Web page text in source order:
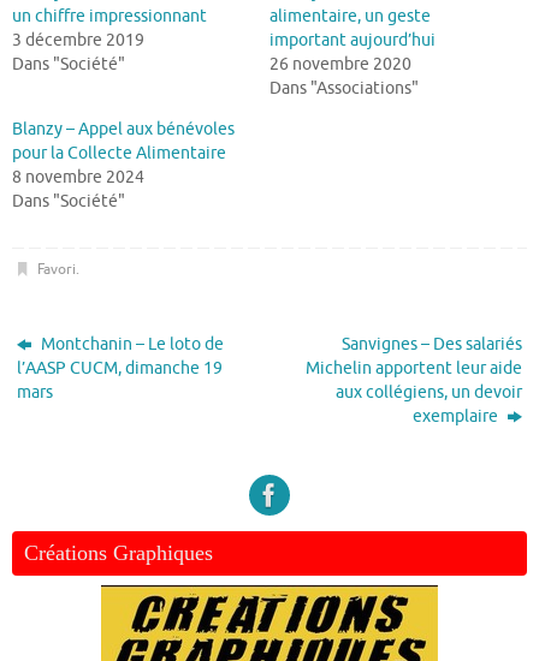
un chiffre impressionnant
3 décembre 2019
Dans "Société"
alimentaire, un geste
important aujourd’hui
26 novembre 2020
Dans "Associations"
Blanzy – Appel aux bénévoles
pour la Collecte Alimentaire
8 novembre 2024
Dans "Société"
Favori.
Montchanin – Le loto de
l’AASP CUCM, dimanche 19
mars
Sanvignes – Des salariés
Michelin apportent leur aide
aux collégiens, un devoir
exemplaire
Créations Graphiques